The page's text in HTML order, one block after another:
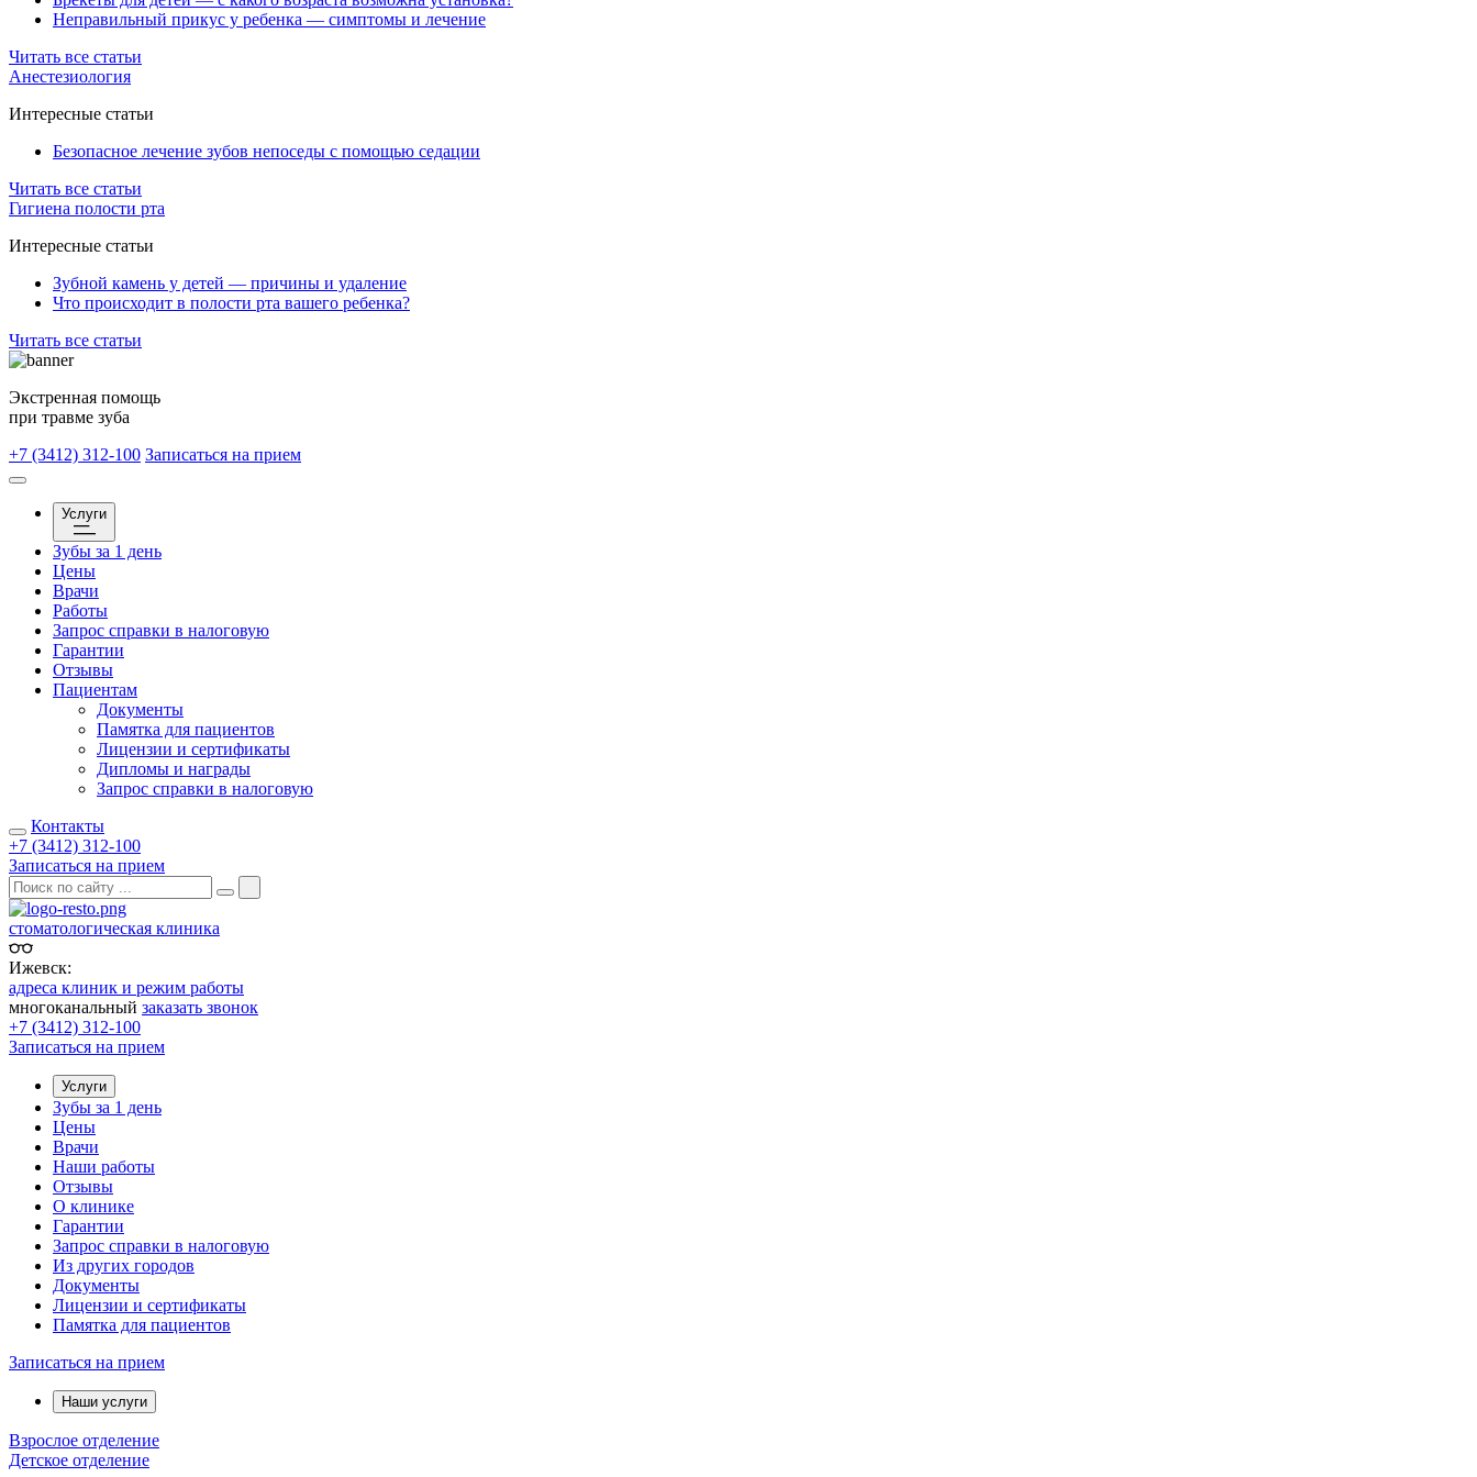
Неправильный прикус у ребенка — симптомы и лечение
Читать все статьи
Анестезиология
Интересные статьи
Безопасное лечение зубов непоседы с помощью седации
Читать все статьи
Гигиена полости рта
Интересные статьи
Зубной камень у детей — причины и удаление
Что происходит в полости рта вашего ребенка?
Читать все статьи
Экстренная помощь
при травме зуба
+7 (3412) 312-100 Записаться на прием
Услуги
Зубы за 1 день
Цены
Врачи
Работы
Запрос справки в налоговую
Гарантии
Отзывы
Пациентам
Документы
Памятка для пациентов
Лицензии и сертификаты
Дипломы и награды
Запрос справки в налоговую
Контакты
+7 (3412) 312-100
Записаться на прием
стоматологическая клиника
Ижевск:
адреса клиник и режим работы
многоканальный заказать звонок
+7 (3412) 312-100
Записаться на прием
Услуги
Зубы за 1 день
Цены
Врачи
Наши работы
Отзывы
О клинике
Гарантии
Запрос справки в налоговую
Из других городов
Документы
Лицензии и сертификаты
Памятка для пациентов
Записаться на прием
Наши услуги
Взрослое отделение
Детское отделение